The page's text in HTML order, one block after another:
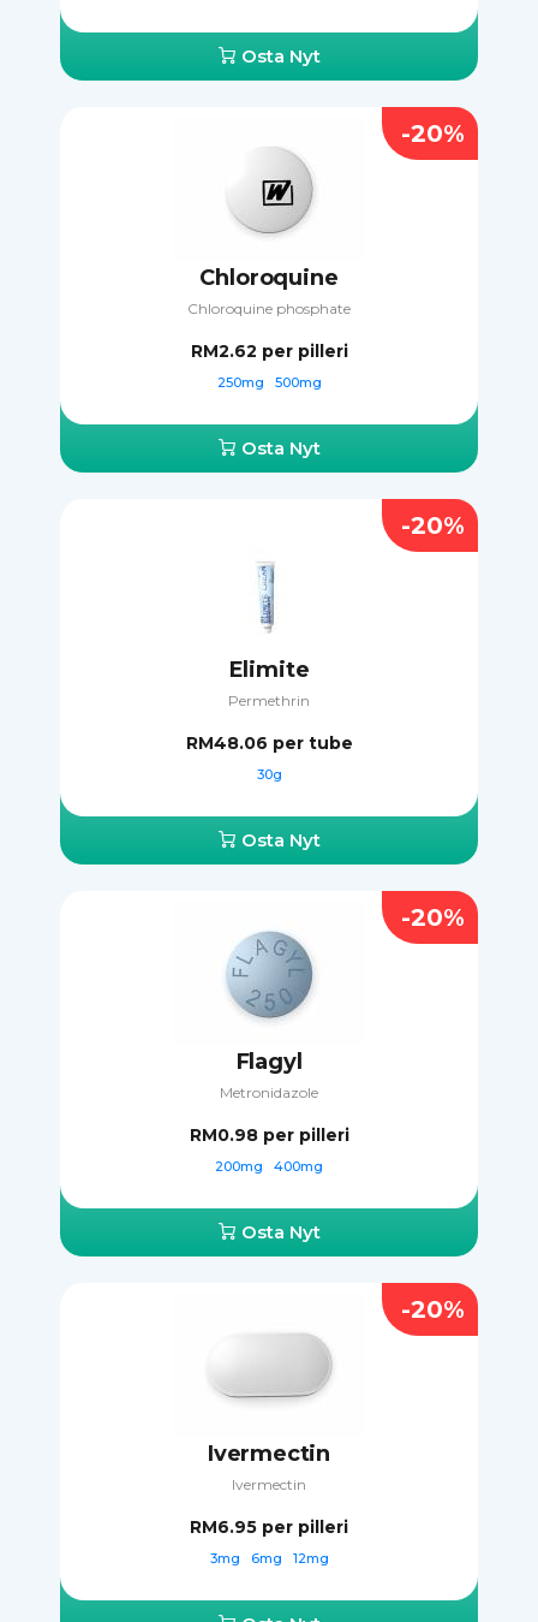
Osta Nyt
Chloroquine
Chloroquine phosphate
RM2.62 per pilleri
250mg 500mg
Osta Nyt
-20%
Elimite
Permethrin
RM48.06 per tube
30g
Osta Nyt
-20%
Flagyl
Metronidazole
RM0.98 per pilleri
200mg 400mg
Osta Nyt
-20%
Ivermectin
Ivermectin
RM6.95 per pilleri
3mg 6mg 12mg
-20%